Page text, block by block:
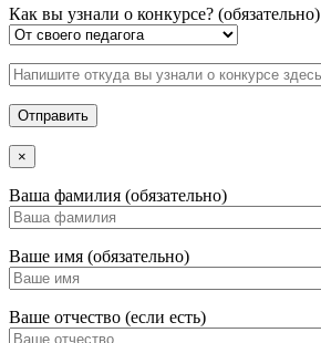
Как вы узнали о конкурсе? (обязательно)
×
Ваша фамилия (обязательно)
Ваше имя (обязательно)
Ваше отчество (если есть)